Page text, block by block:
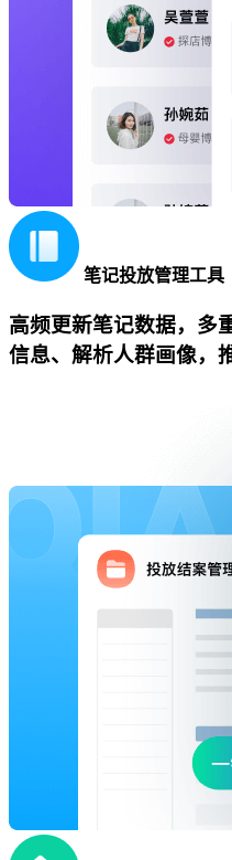
笔记投放管理工具
高频更新笔记数据，多
信息、解析人群画像，